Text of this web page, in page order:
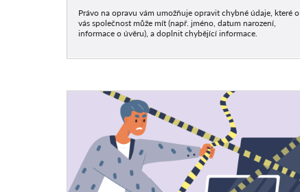
Právo na opravu vám umožňuje opravit chybné údaje, které o
vás společnost může mít (např. jméno, datum narození,
informace o úvěru), a doplnit chybějící informace.